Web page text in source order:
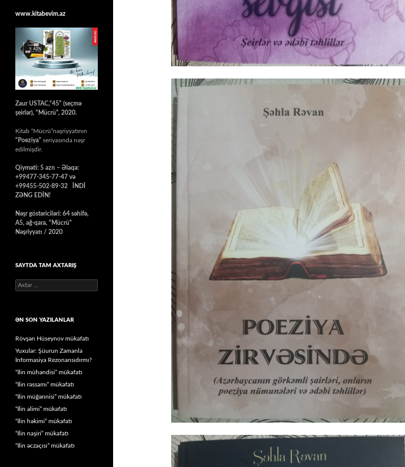
www.kitabevim.az
Zaur USTAC,“45” (seçmə
şeirlər), “Mücrü”, 2020.
Kitab “Mücrü”nəşriyyatının
“Poeziya” seriyasında nəşr
edilmişdir.
Qiyməti: 5 azn – Əlaqə:
+99477-345-77-47 və
+99455-502-89-32 İNDİ
ZƏNG EDİN!
Nəşr göstəriciləri: 64 səhifə,
A5, ağ-qara, “Mücrü”
Nəşriyyatı / 2020
SAYTDA TAM AXTARIŞ
Axtarış:
ƏN SON YAZILANLAR
Rövşən Hüseynov mükafatı
Yuxular: Şüurun Zamanla
İnformasiya Rezonansıdırmı?
“İlin mühəndisi” mükafatı
“İlin rəssamı” mükafatı
“İlin müğənnisi” mükafatı
“İlin alimi” mükafatı
“İlin həkimi” mükafatı
“İlin naşiri” mükafatı
“İlin əczaçısı” mükafatı